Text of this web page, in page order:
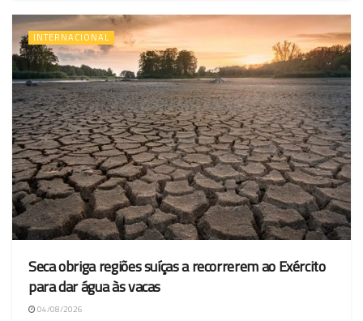
INTERNACIONAL
Seca obriga regiões suíças a recorrerem ao Exército
para dar água às vacas
04/08/2026